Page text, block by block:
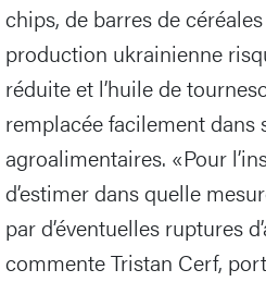
chips, de barres de
production ukrainienne
réduite et l’huile de
remplacée facilement dans
agroalimentaires. «Pour
d’estimer dans quelle
par d’éventuelles ruptures
commente Tristan Cerf,